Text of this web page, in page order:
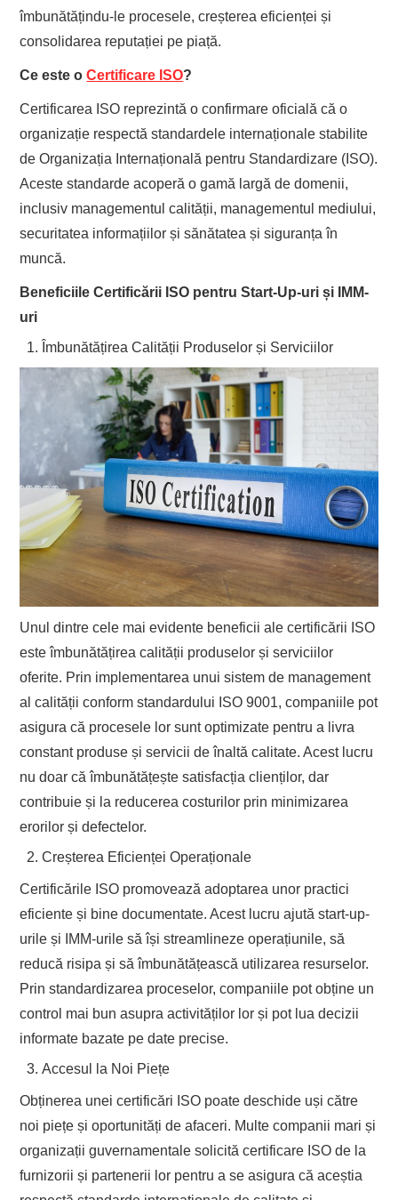
îmbunătățindu-le procesele, creșterea eficienței și
consolidarea reputației pe piață.
Ce este oCertificare ISO?
Certificarea ISO reprezintă o confirmare oficială că o
organizație respectă standardele internaționale stabilite
de Organizația Internațională pentru Standardizare (ISO).
Aceste standarde acoperă o gamă largă de domenii,
inclusiv managementul calității, managementul mediului,
securitatea informațiilor și sănătatea și siguranța în
muncă.
Beneficiile Certificării ISO pentru Start-Up-uri și IMM-
uri
Îmbunătățirea Calității Produselor și Serviciilor
Unul dintre cele mai evidente beneficii ale certificării ISO
este îmbunătățirea calității produselor și serviciilor
oferite. Prin implementarea unui sistem de management
al calității conform standardului ISO 9001, companiile pot
asigura că procesele lor sunt optimizate pentru a livra
constant produse și servicii de înaltă calitate. Acest lucru
nu doar că îmbunătățește satisfacția clienților, dar
contribuie și la reducerea costurilor prin minimizarea
erorilor și defectelor.
Creșterea Eficienței Operaționale
Certificările ISO promovează adoptarea unor practici
eficiente și bine documentate. Acest lucru ajută start-up-
urile și IMM-urile să își streamlineze operațiunile, să
reducă risipa și să îmbunătățească utilizarea resurselor.
Prin standardizarea proceselor, companiile pot obține un
control mai bun asupra activităților lor și pot lua decizii
informate bazate pe date precise.
Accesul la Noi Piețe
Obținerea unei certificări ISO poate deschide uși către
noi piețe și oportunități de afaceri. Multe companii mari și
organizații guvernamentale solicită certificare ISO de la
furnizorii și partenerii lor pentru a se asigura că aceștia